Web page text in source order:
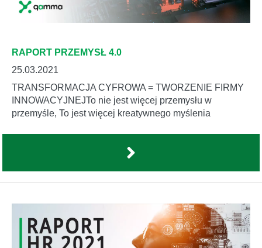
RAPORT PRZEMYSŁ 4.0
25.03.2021
TRANSFORMACJA CYFROWA = TWORZENIE FIRMY
INNOWACYJNEJTo nie jest więcej przemysłu w
przemyśle, To jest więcej kreatywnego myślenia